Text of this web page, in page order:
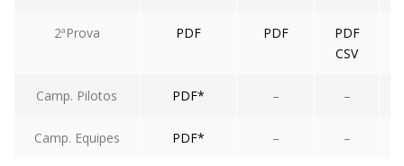
2ªProva PDF PDF
PDF
CSV
Camp. Pilotos PDF* – –
Camp. Equipes PDF* – –